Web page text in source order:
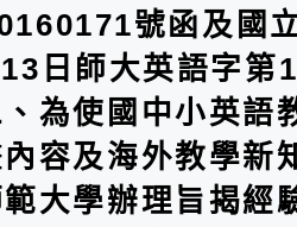
號函及國
日師大英語字第
為使國中小英語
容及海外教學新
大學辦理旨揭經